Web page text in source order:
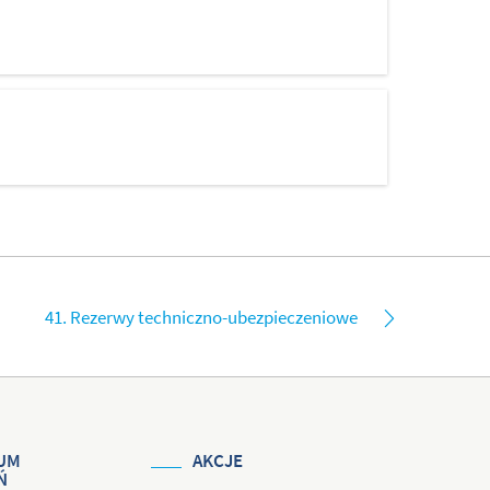
41. Rezerwy techniczno-ubezpieczeniowe
AKCJE